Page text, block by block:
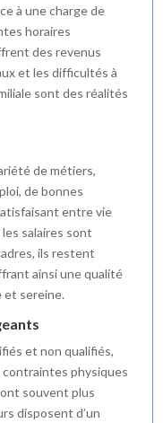
à une charge de
horaires
des revenus
et les difficultés à
sont des réalités
de métiers,
de bonnes
entre vie
salaires sont
ils restent
ainsi une qualité
et sereine.
et non qualifiés,
physiques
souvent plus
disposent d’un